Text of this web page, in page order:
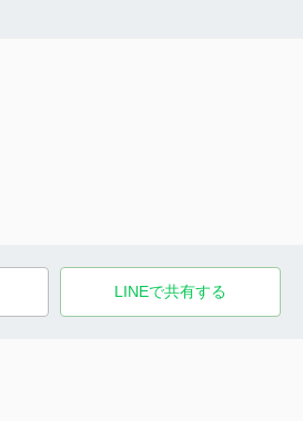
LINEで共有する